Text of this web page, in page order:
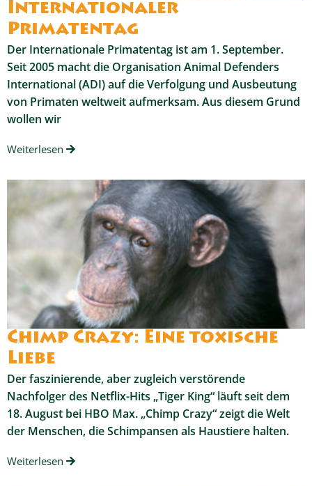
Internationaler
Primatentag
Der Internationale Primatentag ist am 1. September.
Seit 2005 macht die Organisation Animal Defenders
International (ADI) auf die Verfolgung und Ausbeutung
von Primaten weltweit aufmerksam. Aus diesem Grund
wollen wir
Weiterlesen
Chimp Crazy: Eine toxische
Liebe
Der faszinierende, aber zugleich verstörende
Nachfolger des Netflix-Hits „Tiger King“ läuft seit dem
18. August bei HBO Max. „Chimp Crazy“ zeigt die Welt
der Menschen, die Schimpansen als Haustiere halten.
Weiterlesen